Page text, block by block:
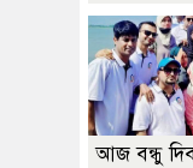
আজ বন্ধু